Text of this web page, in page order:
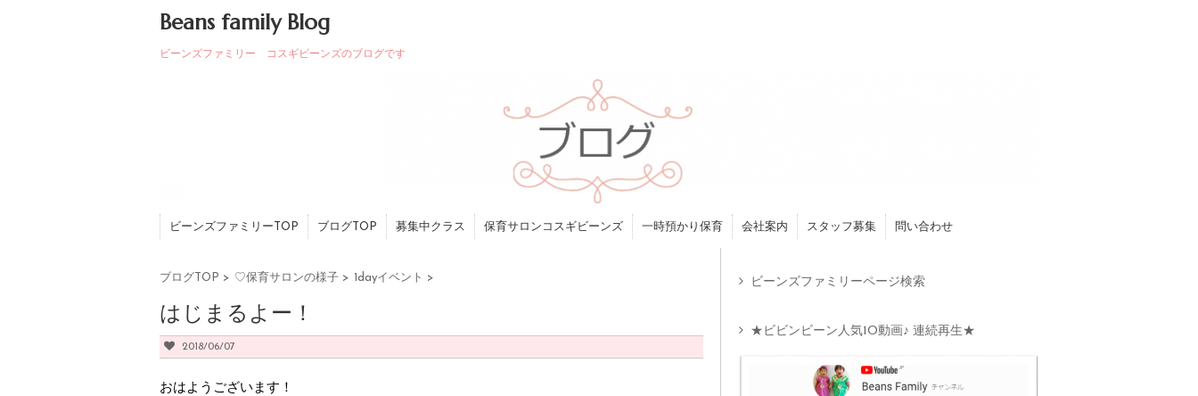
Beans family Blog
ビーンズファミリー コスギビーンズのブログです
ビーンズファミリーTOP ブログTOP 募集中クラス 保育サロンコスギビーンズ 一時預かり保育 会社案内 スタッフ募集 問い合わせ
ブログTOP > ♡保育サロンの様子 > 1dayイベント >
はじまるよー！
2018/06/07
おはようございます！
ビーンズファミリーページ検索
★ビビンビーン人気10動画♪ 連続再生★